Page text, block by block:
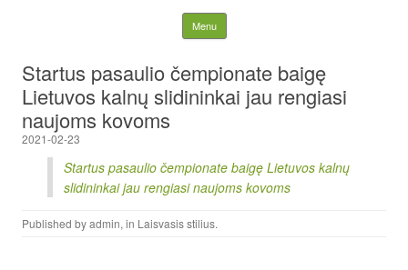
Lietuvos nacionalinė
slidinėjimo asociacija
Menu Skip to content
Startus pasaulio čempionate baigę
Lietuvos kalnų slidininkai jau rengiasi
naujoms kovoms
2021-02-23
Startus pasaulio čempionate baigę Lietuvos kalnų
slidininkai jau rengiasi naujoms kovoms
Published byadmin, in Laisvasis stilius.